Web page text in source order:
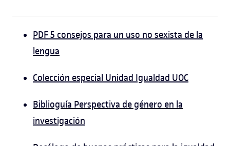
PDF 5 consejos para un uso no sexista de la
lengua
Colección especial Unidad Igualdad UOC
Biblioguía Perspectiva de género en la
investigación